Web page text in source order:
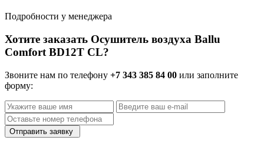
Подробности у менеджера
Хотите заказать Осушитель воздуха Ballu
Comfort BD12T CL?
Звоните нам по телефону +7 343 385 84 00 или заполните
форму:
Отправить заявку